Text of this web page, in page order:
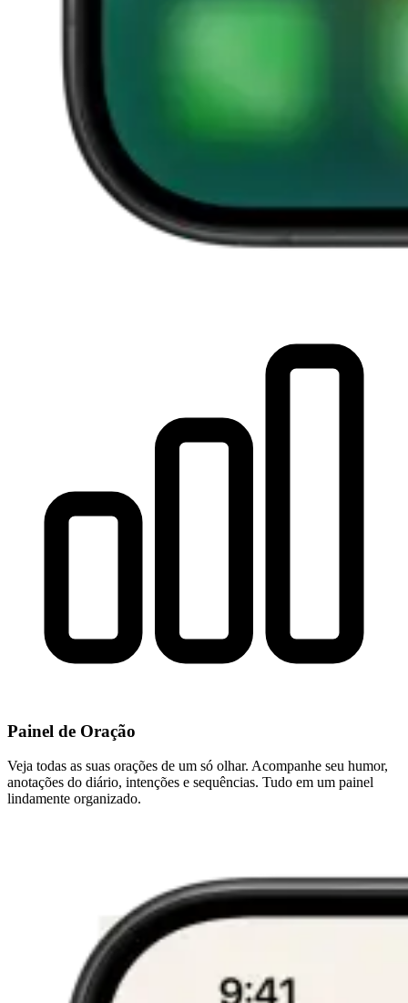
Painel de Oração
Veja todas as suas orações de um só olhar. Acompanhe seu humor,
anotações do diário, intenções e sequências. Tudo em um painel
lindamente organizado.